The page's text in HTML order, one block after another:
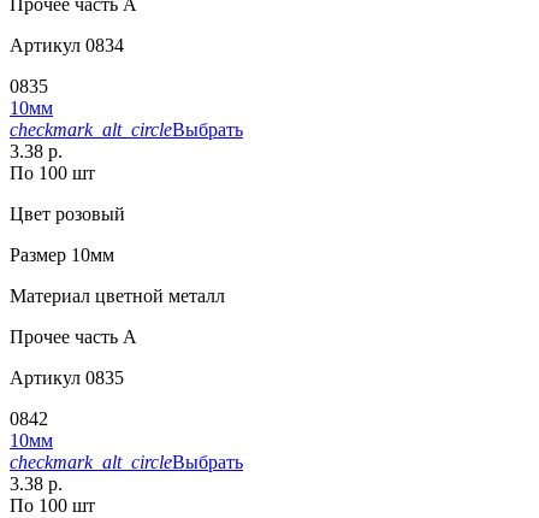
Прочее часть A
Артикул 0834
0835
10мм
checkmark_alt_circleВыбрать
3.38 р.
По 100 шт
Цвет розовый
Размер 10мм
Материал цветной металл
Прочее часть A
Артикул 0835
0842
10мм
checkmark_alt_circleВыбрать
3.38 р.
По 100 шт